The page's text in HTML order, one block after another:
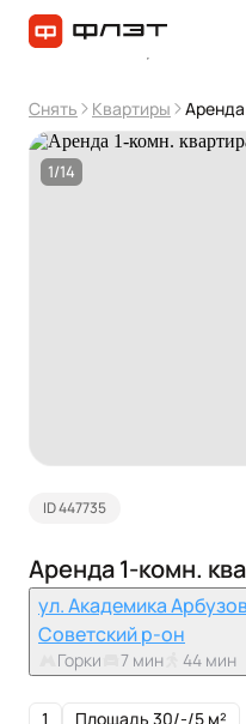
Снять Квартиры Аренда
1/14
ID 447735
Аренда 1-комн.
ул. Академика
Советский р-он
Горки 7 мин 44 мин
1 Площадь 30/-/5 м²